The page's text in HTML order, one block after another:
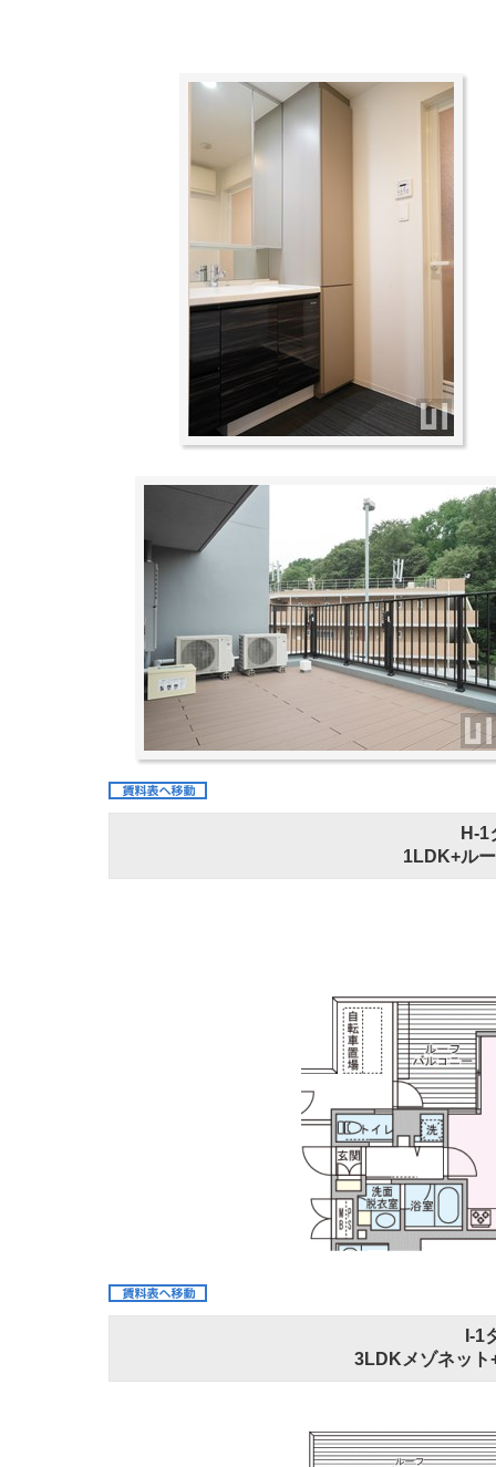
H-
1LDK+ル
I-1
3LDKメゾネッ